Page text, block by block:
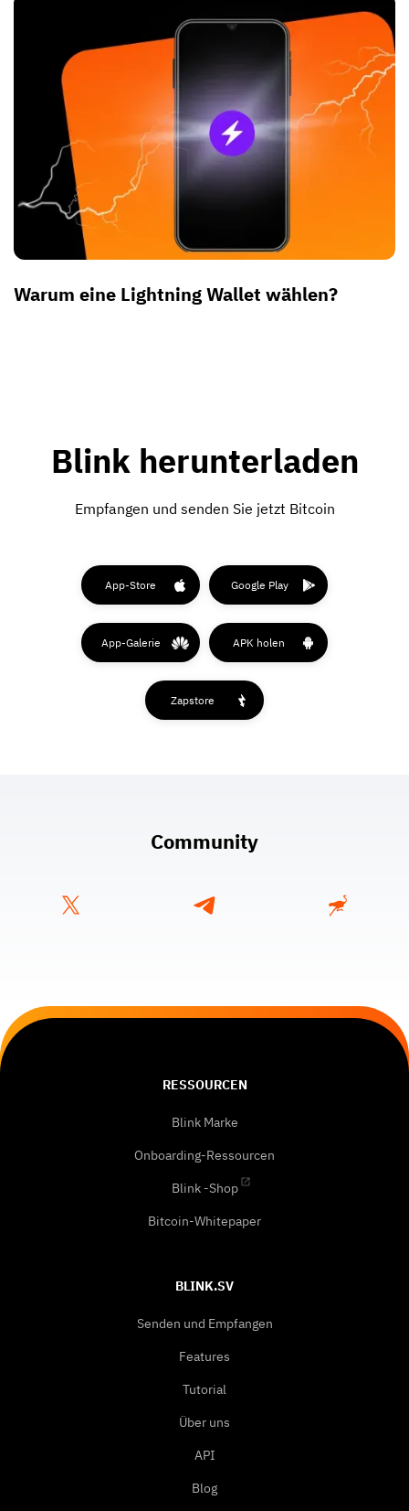
Warum eine Lightning Wallet wählen?
Blink herunterladen
Empfangen und senden Sie jetzt Bitcoin
App-Store Google Play
App-Galerie APK holen
Zapstore
Community
RESSOURCEN
Blink Marke
Onboarding-Ressourcen
Blink -Shop
Bitcoin-Whitepaper
BLINK.SV
Senden und Empfangen
Features
Tutorial
Über uns
API
Blog